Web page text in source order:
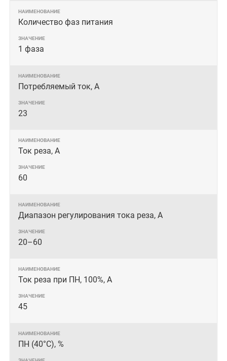
Количество фаз питания
1 фаза
Потребляемый ток, А
23
Ток реза, А
60
Диапазон регулирования тока реза, А
20–60
Ток реза при ПН, 100%, А
45
ПН (40°C), %